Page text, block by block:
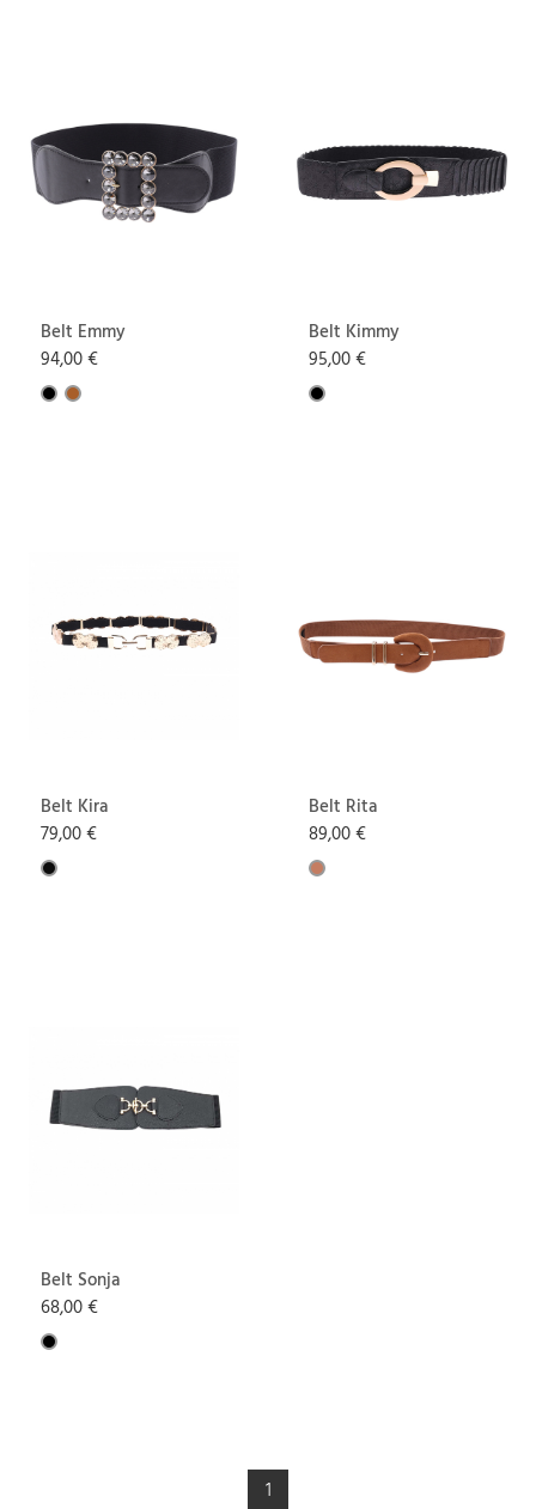
Belt Emmy
94,00 €
Belt Kimmy
95,00 €
Belt Kira
79,00 €
Belt Rita
89,00 €
Belt Sonja
68,00 €
1